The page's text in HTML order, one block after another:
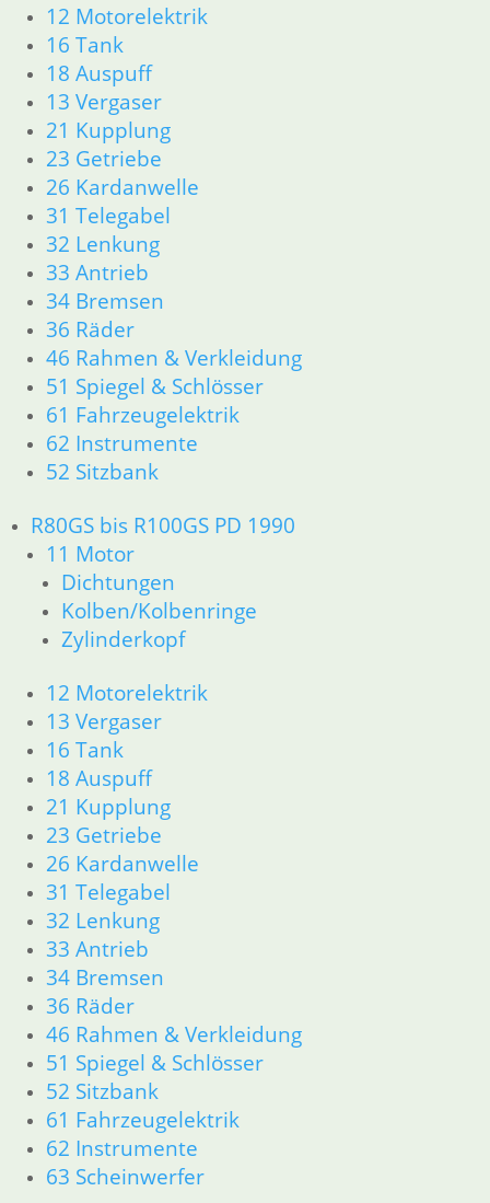
12 Motorelektrik
16 Tank
18 Auspuff
13 Vergaser
21 Kupplung
23 Getriebe
26 Kardanwelle
31 Telegabel
32 Lenkung
33 Antrieb
34 Bremsen
36 Räder
46 Rahmen & Verkleidung
51 Spiegel & Schlösser
61 Fahrzeugelektrik
62 Instrumente
52 Sitzbank
R80GS bis R100GS PD 1990
11 Motor
Dichtungen
Kolben/Kolbenringe
Zylinderkopf
12 Motorelektrik
13 Vergaser
16 Tank
18 Auspuff
21 Kupplung
23 Getriebe
26 Kardanwelle
31 Telegabel
32 Lenkung
33 Antrieb
34 Bremsen
36 Räder
46 Rahmen & Verkleidung
51 Spiegel & Schlösser
52 Sitzbank
61 Fahrzeugelektrik
62 Instrumente
63 Scheinwerfer